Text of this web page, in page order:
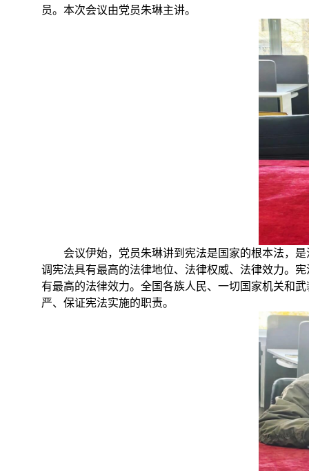
员。本次会议由党员朱琳主讲。
会议伊始，党员朱琳讲到宪法是国家的根本法，
调宪法具有最高的法律地位、法律权威、法律效力。
有最高的法律效力。全国各族人民、一切国家机关和
严、保证宪法实施的职责。